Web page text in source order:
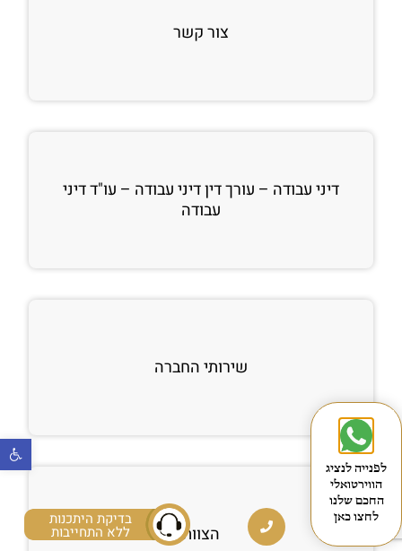
בדיקת היתכנות
ללא התחייבות
צור קשר
דיני עבודה – עורך דין דיני עבודה – עו"ד דיני
עבודה
שירותי החברה
הצוות
לפנייה לנציג
הווירטואלי
החכם שלנו
לחצו כאן